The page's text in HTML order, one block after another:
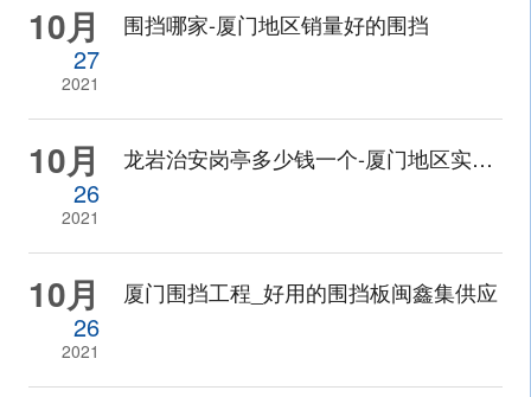
10月
27
2021
围挡哪家-厦门地区销量好的围挡
10月
26
2021
龙岩治安岗亭多少钱一个-厦门地区实惠的治安岗亭
10月
26
2021
厦门围挡工程_好用的围挡板闽鑫集供应